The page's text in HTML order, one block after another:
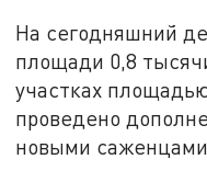
На сегодняшний
площади 0,8
участках
проведено
новыми